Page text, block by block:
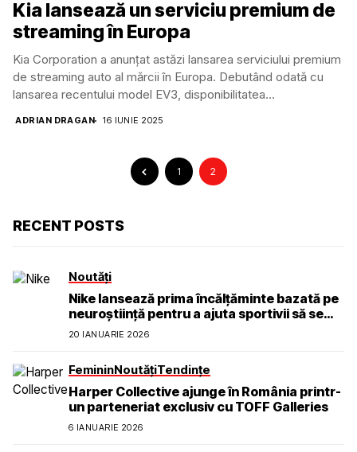
Kia lansează un serviciu premium de
streaming în Europa
Kia Corporation a anunțat astăzi lansarea serviciului premium
de streaming auto al mărcii în Europa. Debutând odată cu
lansarea recentului model EV3, disponibilitatea...
ADRIAN DRAGAN 16 IUNIE 2025
1 2
RECENT POSTS
Noutăți
Nike lansează prima încălțăminte bazată pe
neuroștiință pentru a ajuta sportivii să se
simtă calmi, concentrați și prezenți
20 IANUARIE 2026
FemininNoutățiTendințe
Harper Collective ajunge în România printr-
un parteneriat exclusiv cu TOFF Galleries
6 IANUARIE 2026